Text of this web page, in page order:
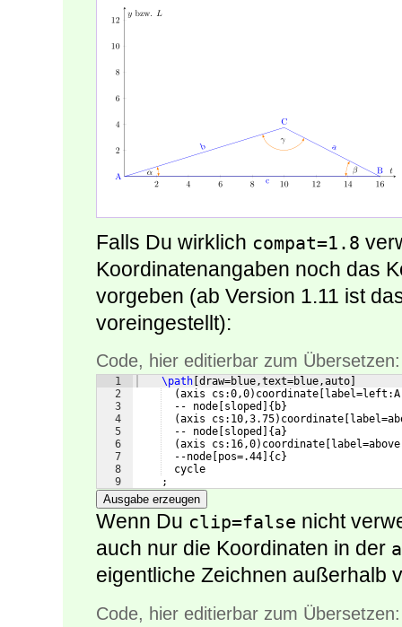
Falls Du wirklich compat=1.8
Koordinatenangaben noch das
vorgeben (ab Version 1.11 ist
voreingestellt):
Code, hier editierbar zum Übersetzen:
1
2
3
4
5
6
7
8
9
\path draw=blue,text=blue,auto
(axis cs:0,0) coordinate label=left:A
  -- node
sloped { b}
(axis cs:10,3.75) coordinate
  -- node
sloped {a}
(axis cs:16,0) coordinate
  --node
pos=.44 { c}
  cycle
    ;
Ausgabe erzeugen
Wenn Du clip=false nicht
auch nur die Koordinaten in der
eigentliche Zeichnen außerhalb
Code, hier editierbar zum Übersetzen: